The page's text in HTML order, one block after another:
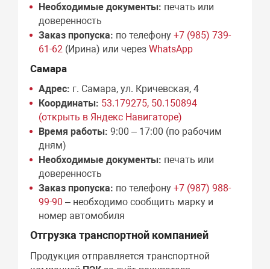
Необходимые документы: печать или
доверенность
Заказ пропуска: по телефону+7 (985) 739-
61-62 (Ирина) или черезWhatsApp
Самара
Адрес: г. Самара, ул. Кричевская, 4
Координаты: 53.179275, 50.150894
(открыть в Яндекс Навигаторе)
Время работы: 9:00 – 17:00 (по рабочим
дням)
Необходимые документы: печать или
доверенность
Заказ пропуска: по телефону+7 (987) 988-
99-90 – необходимо сообщить марку и
номер автомобиля
Отгрузка транспортной компанией
Продукция отправляется транспортной